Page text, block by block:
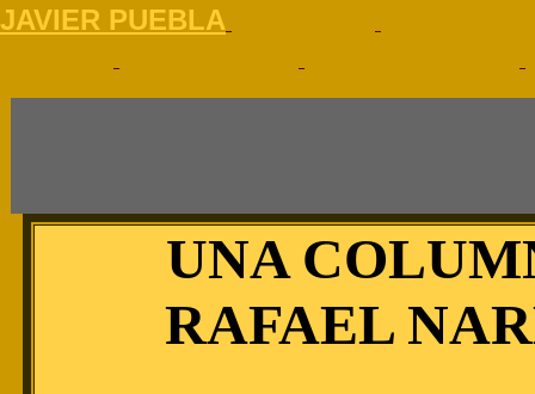
JAVIER PUEBLA
UNA
RAFAEL